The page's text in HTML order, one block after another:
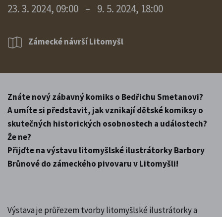
23. 3. 2024, 09:00 – 9. 5. 2024, 18:00
Zámecké návrší Litomyšl
Znáte nový zábavný komiks o Bedřichu Smetanovi?
A umíte si představit, jak vznikají dětské komiksy o
skutečných historických osobnostech a událostech?
Že ne?
Přijďte na výstavu litomyšlské ilustrátorky Barbory
Brůnové do zámeckého pivovaru v Litomyšli!
Výstava je průřezem tvorby litomyšlské ilustrátorky a